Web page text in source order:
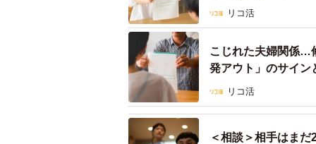
家・岡野あつこさ
リコ活
こじれた夫婦関係…
発アウト」のサイン
リコ活
＜相談＞相手はま